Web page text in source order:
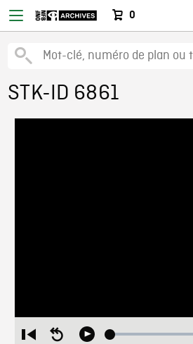
0
STK-ID 6861
RestartSeek
Loaded: